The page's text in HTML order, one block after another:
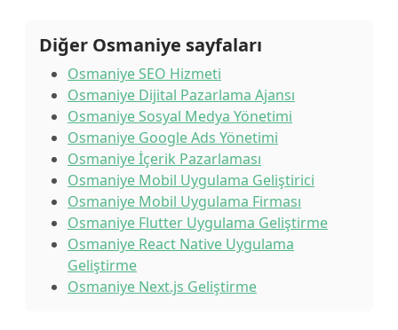
Diğer Osmaniye sayfaları
Osmaniye SEO Hizmeti
Osmaniye Dijital Pazarlama Ajansı
Osmaniye Sosyal Medya Yönetimi
Osmaniye Google Ads Yönetimi
Osmaniye İçerik Pazarlaması
Osmaniye Mobil Uygulama Geliştirici
Osmaniye Mobil Uygulama Firması
Osmaniye Flutter Uygulama Geliştirme
Osmaniye React Native Uygulama
Geliştirme
Osmaniye Next.js Geliştirme